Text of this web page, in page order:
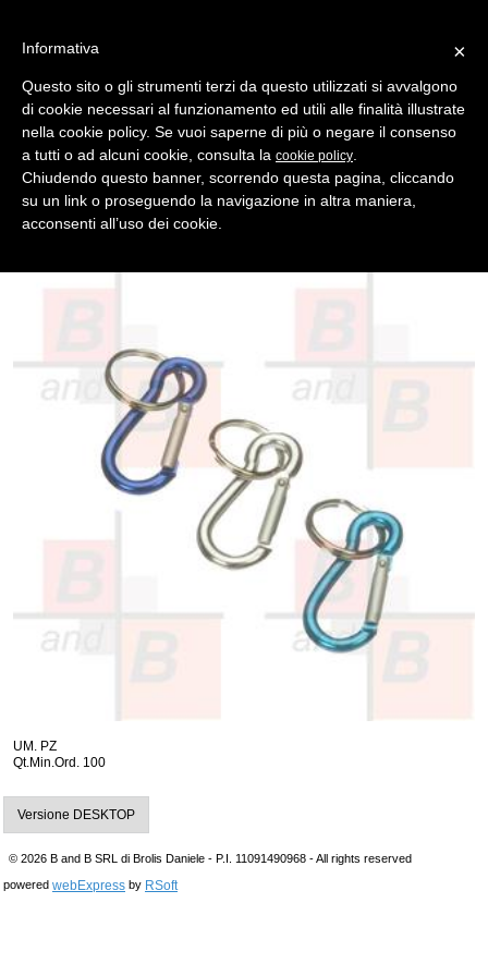
Indietro
MOSCHETTONI > ALLUMINIO
moschettone p/chiave mini c/anello q/100
Confezione da 100 Pezzi e multipli di 100 - Le Confezioni non
UM. PZ
Qt.Min.Ord. 100
Versione DESKTOP
© 2026 B and B SRL di Brolis Daniele - P.I. 11091490968 - All rights reserved
powered webExpress by RSoft
×
Informativa
Questo sito o gli strumenti terzi da questo utilizzati si avvalgono
di cookie necessari al funzionamento ed utili alle finalità illustrate
nella cookie policy. Se vuoi saperne di più o negare il consenso
a tutti o ad alcuni cookie, consulta la cookie policy
Chiudendo questo banner, scorrendo questa pagina, cliccando
su un link o proseguendo la navigazione in altra maniera,
acconsenti all’uso dei cookie.